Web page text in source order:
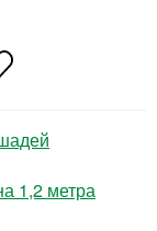
1,2 метра